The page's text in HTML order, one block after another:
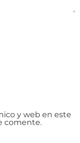
y web en este
comente.